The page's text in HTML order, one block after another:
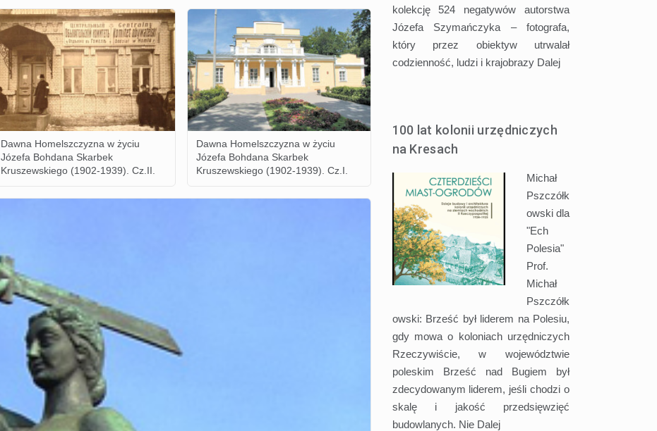
Dawna Homelszczyzna w życiu
Józefa Bohdana Skarbek
Kruszewskiego (1902-1939). Cz.II.
Dawna Homelszczyzna w życiu
Józefa Bohdana Skarbek
Kruszewskiego (1902-1939). Cz.I.
kolekcję 524 negatywów autorstwa
Józefa Szymańczyka – fotografa,
który przez obiektyw utrwalał
codzienność, ludzi i krajobrazy Dalej
100 lat kolonii urzędniczych
na Kresach
Michał
Pszczółk
owski dla
"Ech
Polesia"
Prof.
Michał
Pszczółk
owski: Brześć był liderem na Polesiu,
gdy mowa o koloniach urzędniczych
Rzeczywiście, w województwie
poleskim Brześć nad Bugiem był
zdecydowanym liderem, jeśli chodzi o
skalę i jakość przedsięwzięć
budowlanych. Nie Dalej